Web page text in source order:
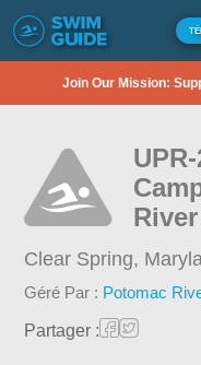
Join Our Mission:
River
Clear Spring,
Géré Par : Potomac
Partager :